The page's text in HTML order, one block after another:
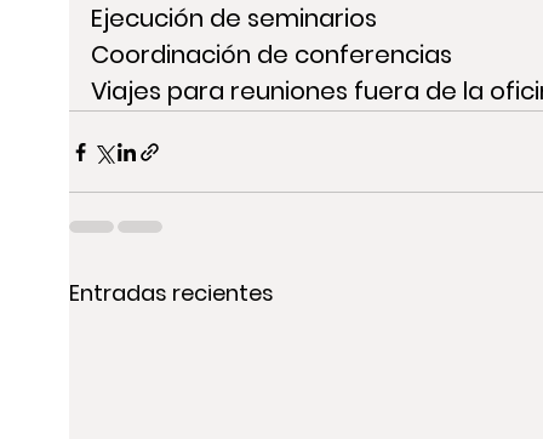
Ejecución de seminarios
Coordinación de conferencias
Viajes para reuniones fuera de la
Entradas recientes